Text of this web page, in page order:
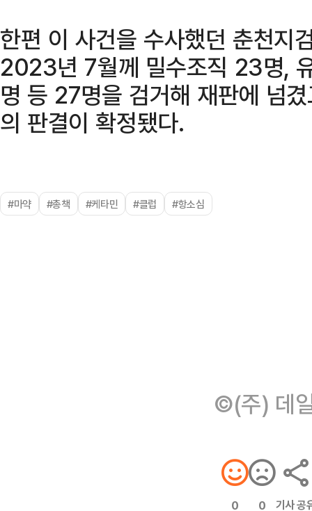
한편 이 사건을 수사했던 춘천지
2023년 7월께 밀수조직 23명,
명 등 27명을 검거해 재판에 넘
의 판결이 확정됐다.
#마약 #총책 #케타민 #클럽 #항소심
©(주) 데
0 0 기사 공